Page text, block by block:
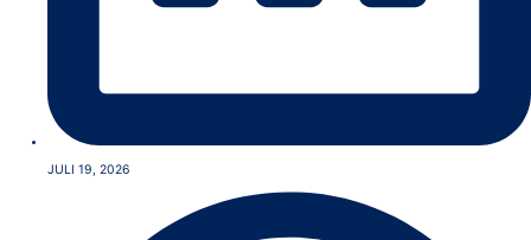
JULI 19, 2026